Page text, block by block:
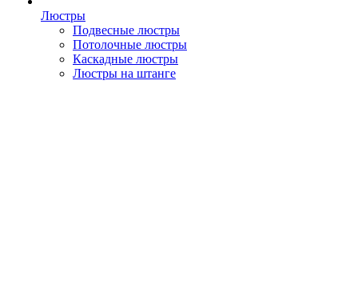
Люстры
Подвесные люстры
Потолочные люстры
Каскадные люстры
Люстры на штанге